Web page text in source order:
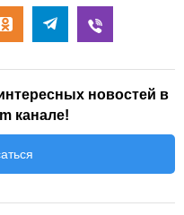
новостей в
канале!